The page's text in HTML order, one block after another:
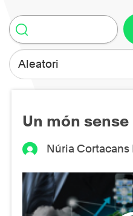
Aleatori
Un món
Núria Cortacans